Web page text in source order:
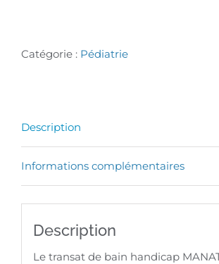
Catégorie : Pédiatrie
Description
Informations complémentaires
Description
Le transat de bain handicap